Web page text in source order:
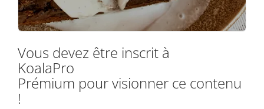
Vous devez être inscrit à
KoalaPro
Prémium pour visionner ce contenu
!